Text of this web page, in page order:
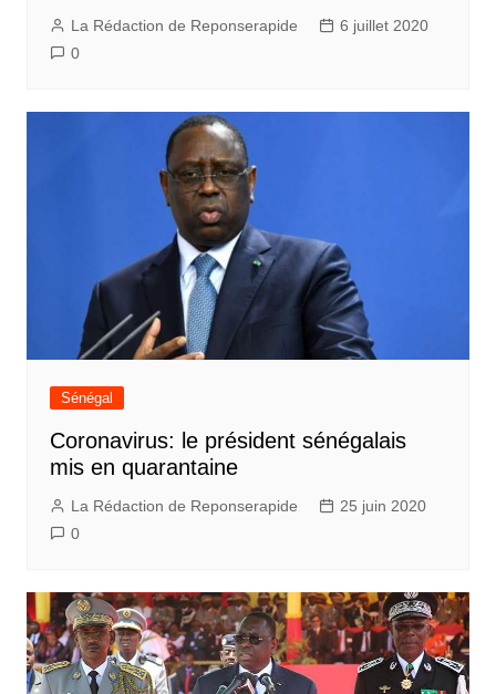
La Rédaction de Reponserapide
6 juillet 2020
0
Sénégal
Coronavirus: le président sénégalais
mis en quarantaine
La Rédaction de Reponserapide
25 juin 2020
0